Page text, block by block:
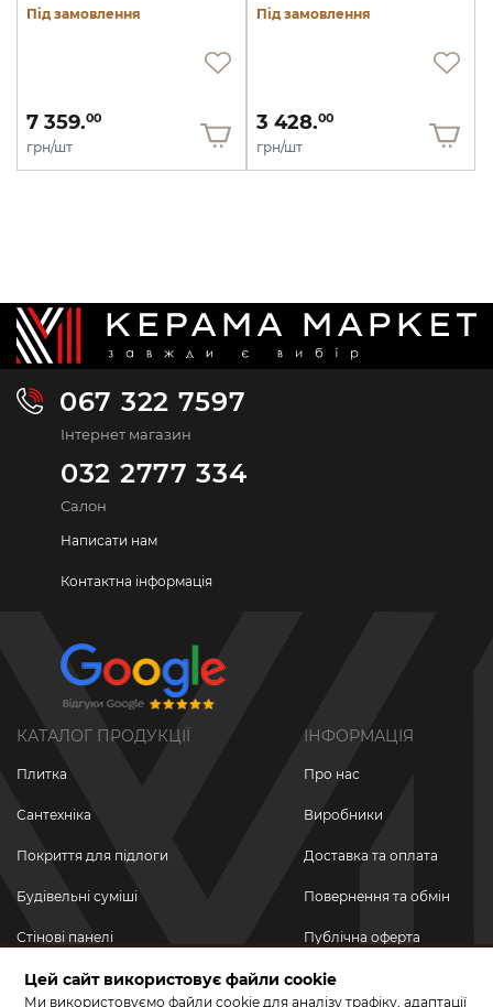
Під замовлення
7 359.00
грн/шт
Під замовлення
3 428.00
грн/шт
067 322 7597
Інтернет магазин
032 2777 334
Салон
Написати нам
Контактна інформація
КАТАЛОГ ПРОДУКЦІЇ
Плитка
Сантехніка
Покриття для підлоги
Будівельні суміші
Стінові панелі
Новинки
ІНФОРМАЦІЯ
Про нас
Виробники
Доставка та оплата
Повернення та обмін
Публічна оферта
Політика
конфіденційності
Цей сайт використовує файли cookie
Ми використовуємо файли cookie для аналізу трафіку, адаптації